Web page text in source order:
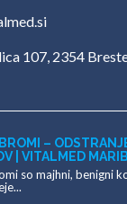
107, 2354
–
| VITALMED
so majhni, benigni